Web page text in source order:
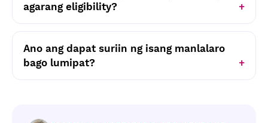
agarang eligibility?
Ano ang dapat suriin ng isang manlalaro
bago lumipat?